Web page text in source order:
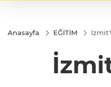
Anasayfa EĞİTİM